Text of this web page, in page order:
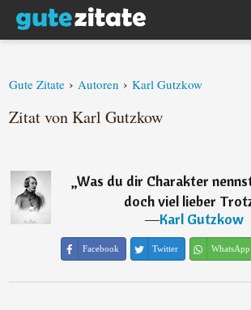
Gute Zitate › Autoren › Karl Gutzkow
Zitat von Karl Gutzkow
„Was du dir Charakter
doch viel lieber
―Karl Gutzkow
Facebook Twitter WhatsApp